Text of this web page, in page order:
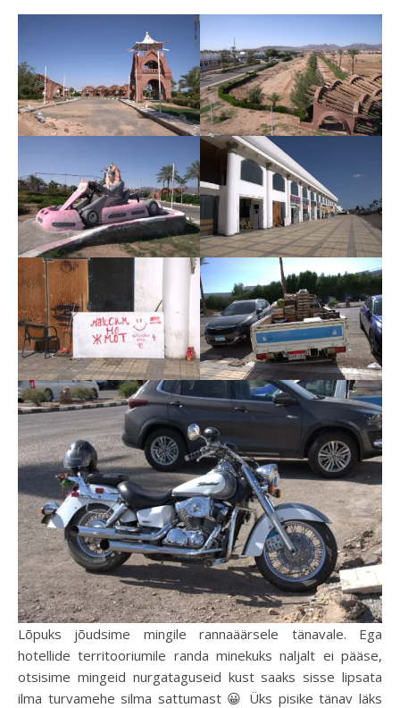
Lõpuks jõudsime mingile rannaäärsele tänavale. Ega
hotellide territooriumile randa minekuks naljalt ei pääse,
otsisime mingeid nurgataguseid kust saaks sisse lipsata
ilma turvamehe silma sattumast 😀 Üks pisike tänav läks